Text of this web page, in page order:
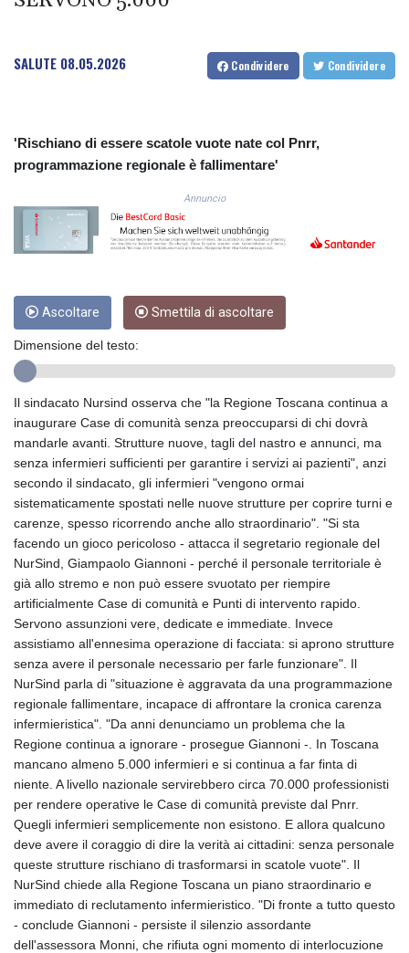
CRC 524.929317
CUC 1.154295
CZK 24.205269
DJF 205.50301
DOP 67.244732
EGP 57.471515
FJD 2.553819
FKP 0.857432
GGP 0.857432
GHS 13.565055
GIP 0.857432
GMD 84.842311
GNF
10135.249888
GTQ 8.805348
GYD 241.43004
HKD 9.054939
HNL 30.930577
HRK 7.534661
HTG 150.888179
HUF 363.741084
IDR
20659.564222
ILS 3.476689
IMP 0.857432
INR 109.925261
IQD
1511.781564
IRR
1586924.175584
ISK 141.990031
JEP 0.857432
JMD 182.926462
JOD 0.818416
JPY 182.177709
KES 149.308045
KGS 100.942743
SALUTE 08.05.2026 Condividere Condividere
'Rischiano di essere scatole vuote nate col Pnrr,
programmazione regionale è fallimentare'
Annuncio
Ascoltare Smettila di ascoltare
Dimensione del testo:
Il sindacato Nursind osserva che "la Regione Toscana continua a
inaugurare Case di comunità senza preoccuparsi di chi dovrà
mandarle avanti. Strutture nuove, tagli del nastro e annunci, ma
senza infermieri sufficienti per garantire i servizi ai pazienti", anzi
secondo il sindacato, gli infermieri "vengono ormai
sistematicamente spostati nelle nuove strutture per coprire turni e
carenze, spesso ricorrendo anche allo straordinario". "Si sta
facendo un gioco pericoloso - attacca il segretario regionale del
NurSind, Giampaolo Giannoni - perché il personale territoriale è
già allo stremo e non può essere svuotato per riempire
artificialmente Case di comunità e Punti di intervento rapido.
Servono assunzioni vere, dedicate e immediate. Invece
assistiamo all'ennesima operazione di facciata: si aprono strutture
senza avere il personale necessario per farle funzionare". Il
NurSind parla di "situazione è aggravata da una programmazione
regionale fallimentare, incapace di affrontare la cronica carenza
infermieristica". "Da anni denunciamo un problema che la
Regione continua a ignorare - prosegue Giannoni -. In Toscana
mancano almeno 5.000 infermieri e si continua a far finta di
niente. A livello nazionale servirebbero circa 70.000 professionisti
per rendere operative le Case di comunità previste dal Pnrr.
Quegli infermieri semplicemente non esistono. E allora qualcuno
deve avere il coraggio di dire la verità ai cittadini: senza personale
queste strutture rischiano di trasformarsi in scatole vuote". Il
NurSind chiede alla Regione Toscana un piano straordinario e
immediato di reclutamento infermieristico. "Di fronte a tutto questo
- conclude Giannoni - persiste il silenzio assordante
dell'assessora Monni, che rifiuta ogni momento di interlocuzione